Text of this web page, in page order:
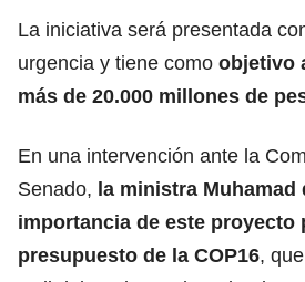
La iniciativa será presentada
urgencia y tiene como objetivo
más de 20.000 millones de
En una intervención ante la
Senado, la ministra Muhamad
importancia de este proyecto
presupuesto de la COP16,